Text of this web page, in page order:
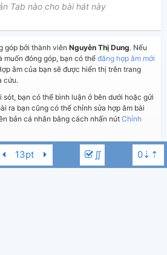
∬
Tab nào cho bài hát này
góp bởi thành viên Nguyễn Thị Dung. Nếu
muốn đóng góp, bạn có thể đăng hợp âm mới
âm của bạn sẽ được hiển thị trên trang
cứu.
sót, bạn có thể bình luận ở bên dưới hoặc gửi
ra bạn cũng có thể chỉnh sửa hợp âm bài
bản cá nhân bằng cách nhấn nút Chỉnh
sẻ In ra giấy Quản lý